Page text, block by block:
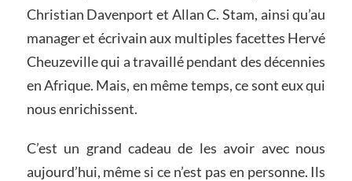
Christian Davenport et Allan C. Stam, ainsi qu’au
manager et écrivain aux multiples facettes Hervé
Cheuzeville qui a travaillé pendant des décennies
en Afrique. Mais, en même temps, ce sont eux qui
nous enrichissent.
C’est un grand cadeau de les avoir avec nous
aujourd’hui, même si ce n’est pas en personne. Ils